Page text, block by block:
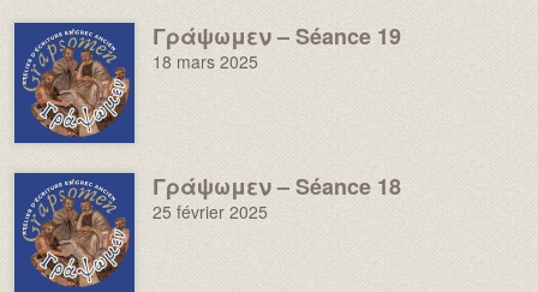
Image : Γράψωμεν – Séance 19
18 mars 2025
Image : Γράψωμεν – Séance 18
25 février 2025